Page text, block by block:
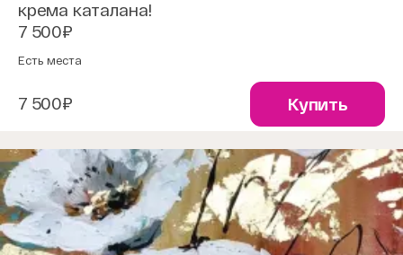
крема каталана!
7 500₽
Есть места
7 500₽ Купить